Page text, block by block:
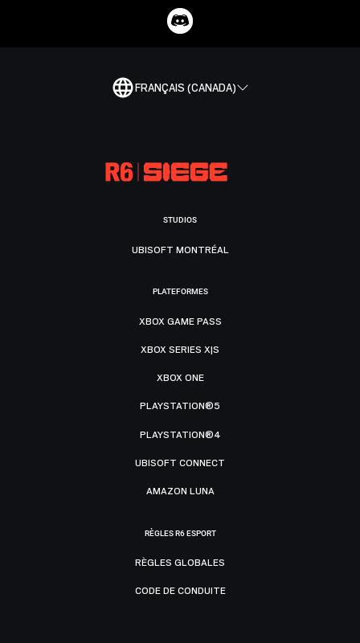
FRANÇAIS (CANADA)
STUDIOS
UBISOFT MONTRÉAL
PLATEFORMES
XBOX GAME PASS
XBOX SERIES X|S
XBOX ONE
PLAYSTATION®5
PLAYSTATION®4
UBISOFT CONNECT
AMAZON LUNA
RÈGLES R6 ESPORT
RÈGLES GLOBALES
CODE DE CONDUITE